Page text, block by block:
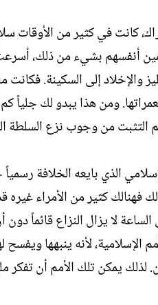
كانت في كثير من الأوقات
أنفسهم بشيء من ذلك،
والإخلاد إلى السكينة.
ومن هذا يبدو لك جلياً
التثبت من وجوب نزع السلطة
الذي بايعه الخلافة
فهنالك كثير من الأمراء
لا يزال النزاع قائماً
لأنه ينبهها ويفسح
يمكن تلك الأمم أن تفكر